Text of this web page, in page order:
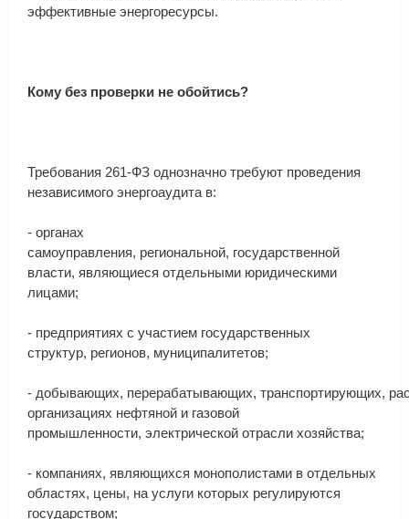
эффективные энергоресурсы.
Кому без проверки не обойтись?
Требования 261-ФЗ однозначно требуют проведения
независимого энергоаудита в:
- органах
самоуправления, региональной, государственной
власти, являющиеся отдельными юридическими
лицами;
- предприятиях с участием государственных
структур, регионов, муниципалитетов;
- добывающих, перерабатывающих, транспортирующих,
организациях нефтяной и газовой
промышленности, электрической отрасли хозяйства;
- компаниях, являющихся монополистами в отдельных
областях, цены, на услуги которых регулируются
государством;